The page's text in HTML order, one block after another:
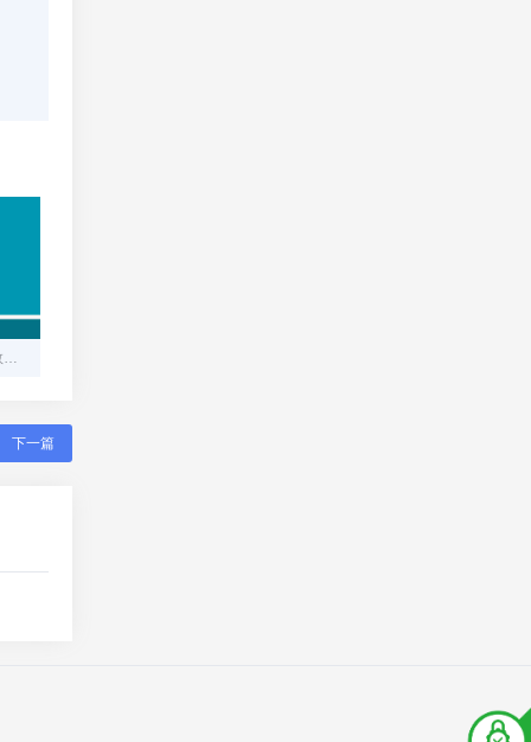
翼支付官网：以创新引领数字支付新时代
下一篇